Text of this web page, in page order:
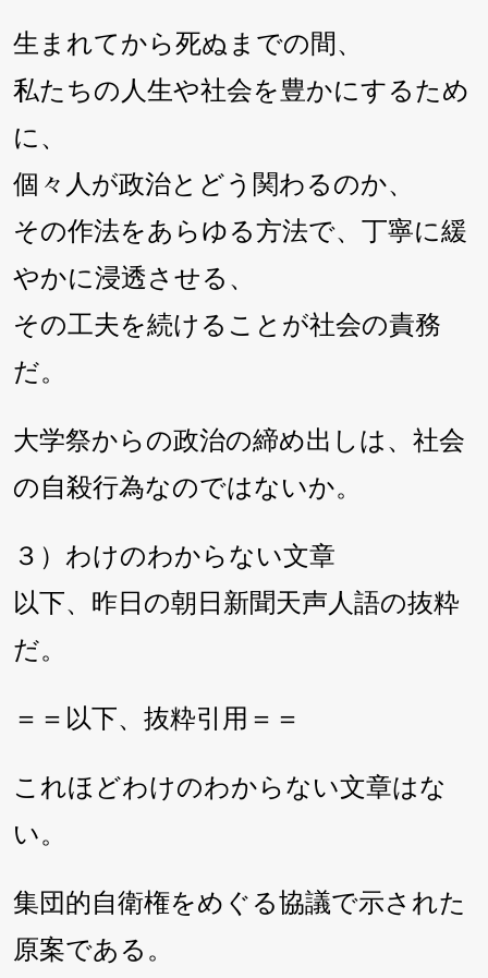
生まれてから死ぬまでの間、
私たちの人生や社会を豊かにするため
に、
個々人が政治とどう関わるのか、
その作法をあらゆる方法で、丁寧に緩
やかに浸透させる、
その工夫を続けることが社会の責務
だ。
大学祭からの政治の締め出しは、社会
の自殺行為なのではないか。
３）わけのわからない文章
以下、昨日の朝日新聞天声人語の抜粋
だ。
＝＝以下、抜粋引用＝＝
これほどわけのわからない文章はな
い。
集団的自衛権をめぐる協議で示された
原案である。